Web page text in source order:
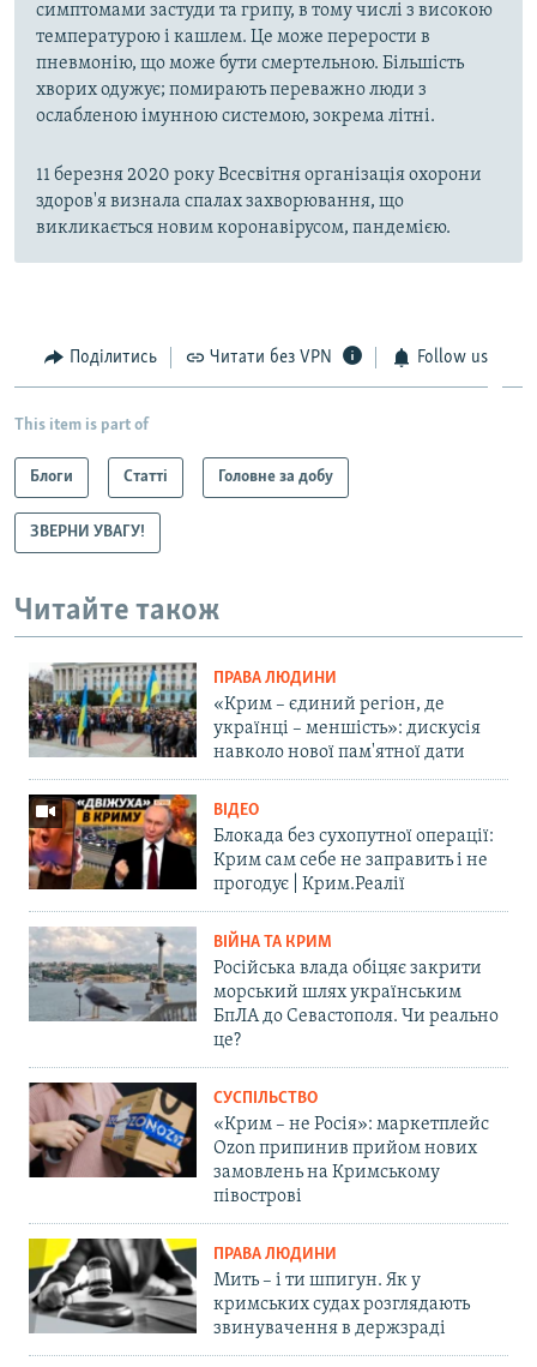
симптомами застуди та грипу, в тому числі з високою
температурою і кашлем. Це може перерости в
пневмонію, що може бути смертельною. Більшість
хворих одужує; помирають переважно люди з
ослабленою імунною системою, зокрема літні.
11 березня 2020 року Всесвітня організація охорони
здоров'я визнала спалах захворювання, що
викликається новим коронавірусом, пандемією.
Поділитись Читати без VPN Follow us
This item is part of
Блоги Статті Головне за добу
ЗВЕРНИ УВАГУ!
Читайте також
ПРАВА ЛЮДИНИ
«Крим – єдиний регіон, де
українці – меншість»: дискусія
навколо нової пам'ятної дати
ВІДЕО
Блокада без сухопутної операції:
Крим сам себе не заправить і не
прогодує | Крим.Реалії
ВІЙНА ТА КРИМ
Російська влада обіцяє закрити
морський шлях українським
БпЛА до Севастополя. Чи реально
це?
СУСПІЛЬСТВО
«Крим – не Росія»: маркетплейс
Ozon припинив прийом нових
замовлень на Кримському
півострові
ПРАВА ЛЮДИНИ
Мить – і ти шпигун. Як у
кримських судах розглядають
звинувачення в держзраді